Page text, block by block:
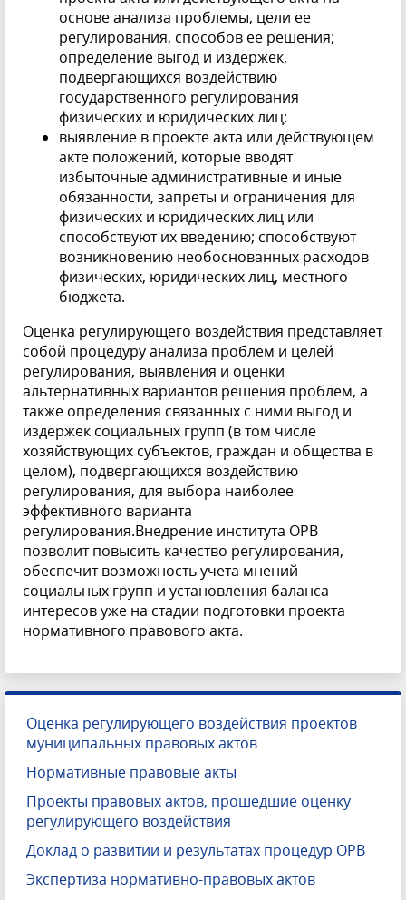
основе анализа проблемы, цели ее
регулирования, способов ее решения;
определение выгод и издержек,
подвергающихся воздействию
государственного регулирования
физических и юридических лиц;
выявление в проекте акта или действующем
акте положений, которые вводят
избыточные административные и иные
обязанности, запреты и ограничения для
физических и юридических лиц или
способствуют их введению; способствуют
возникновению необоснованных расходов
физических, юридических лиц, местного
бюджета.
Оценка регулирующего воздействия представляет
собой процедуру анализа проблем и целей
регулирования, выявления и оценки
альтернативных вариантов решения проблем, а
также определения связанных с ними выгод и
издержек социальных групп (в том числе
хозяйствующих субъектов, граждан и общества в
целом), подвергающихся воздействию
регулирования, для выбора наиболее
эффективного варианта
регулирования.Внедрение института ОРВ
позволит повысить качество регулирования,
обеспечит возможность учета мнений
социальных групп и установления баланса
интересов уже на стадии подготовки проекта
нормативного правового акта.
Оценка регулирующего воздействия проектов
муниципальных правовых актов
Нормативные правовые акты
Проекты правовых актов, прошедшие оценку
регулирующего воздействия
Доклад о развитии и результатах процедур ОРВ
Экспертиза нормативно-правовых актов